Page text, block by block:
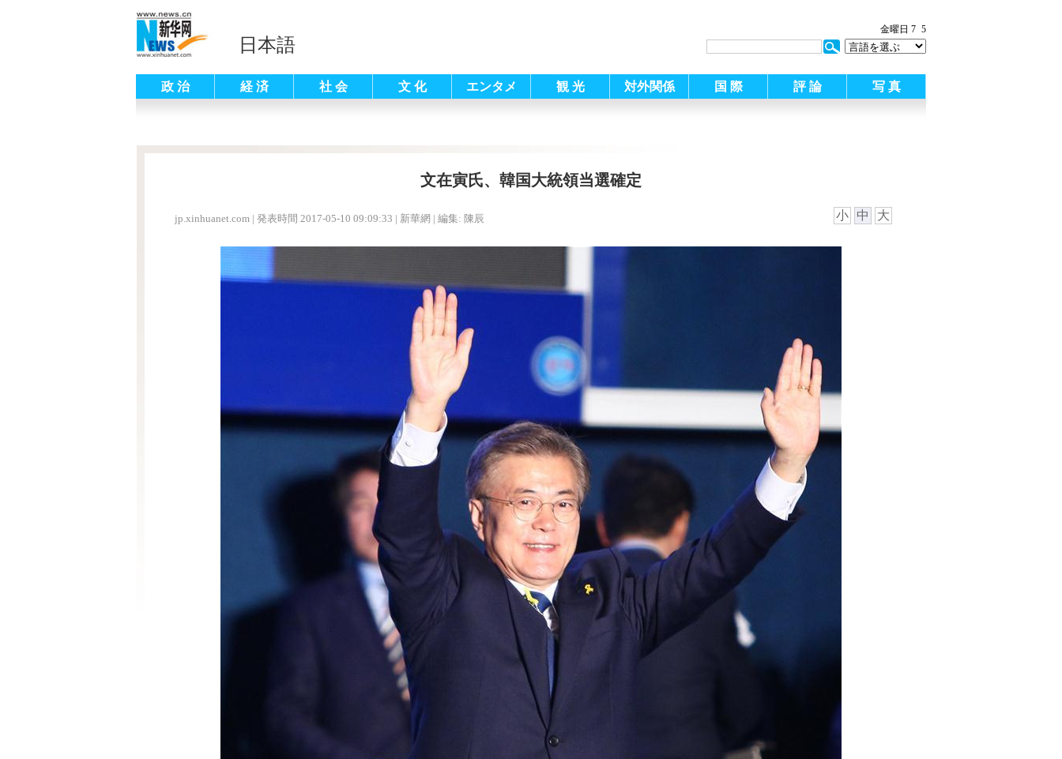
日本語
金曜日 7 5
政 治 経 済 社 会 文 化 エンタメ 観 光 対外関係 国 際 評 論 写 真
文在寅氏、韓国大統領当選確定
jp.xinhuanet.com | 発表時間 2017-05-10 09:09:33 | 新華網 | 編集: 陳辰 小 中 大